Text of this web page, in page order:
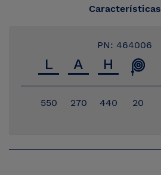
Características
PN: 464006
550 270 440 20